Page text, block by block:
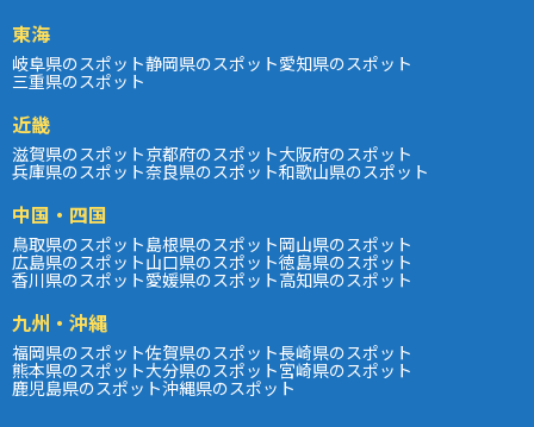
東海
岐阜県のスポット静岡県のスポット愛知県のスポット
三重県のスポット
近畿
滋賀県のスポット京都府のスポット大阪府のスポット
兵庫県のスポット奈良県のスポット和歌山県のスポット
中国・四国
鳥取県のスポット島根県のスポット岡山県のスポット
広島県のスポット山口県のスポット徳島県のスポット
香川県のスポット愛媛県のスポット高知県のスポット
九州・沖縄
福岡県のスポット佐賀県のスポット長崎県のスポット
熊本県のスポット大分県のスポット宮崎県のスポット
鹿児島県のスポット沖縄県のスポット